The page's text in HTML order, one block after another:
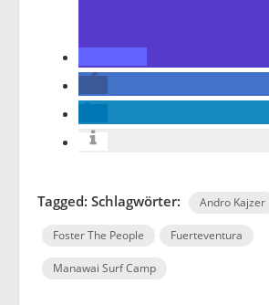
Tagged: Schlagwörter: Andro Kajzer
Foster The People Fuerteventura
Manawai Surf Camp